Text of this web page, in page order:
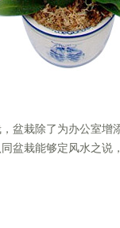
盆栽除了为办公室
盆栽能够定风水之